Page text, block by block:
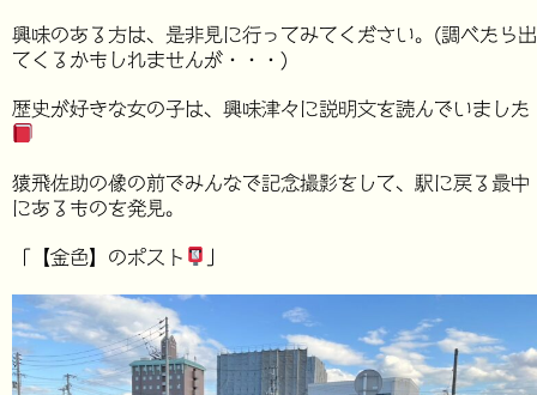
興味のある方は、是非見に行ってみてください。(調べたら出
てくるかもしれませんが・・・)
歴史が好きな女の子は、興味津々に説明文を読んでいました
猿飛佐助の像の前でみんなで記念撮影をして、駅に戻る最中
にあるものを発見。
「【金色】のポスト